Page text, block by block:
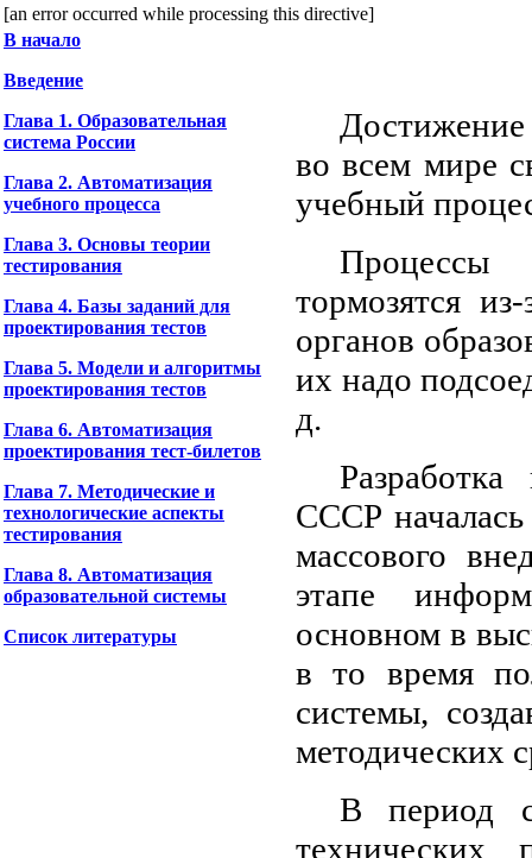
[an error occurred while processing this directive]
В начало
Введение
Глава 1. Образовательная
система России
Глава 2. Автоматизация
учебного процесса
Глава 3. Основы теории
тестирования
Глава 4. Базы заданий для
проектирования тестов
Глава 5. Модели и алгоритмы
проектирования тестов
Глава 6. Автоматизация
проектирования тест-билетов
Глава 7. Методические и
технологические аспекты
тестирования
Глава 8. Автоматизация
образовательной системы
Список литературы
Достижение
во всем мире
учебный
Процессы
тормозятся
органов
их надо
д.
СССР началась
массового
этапе
основном в
в то время
системы,
методических
В период